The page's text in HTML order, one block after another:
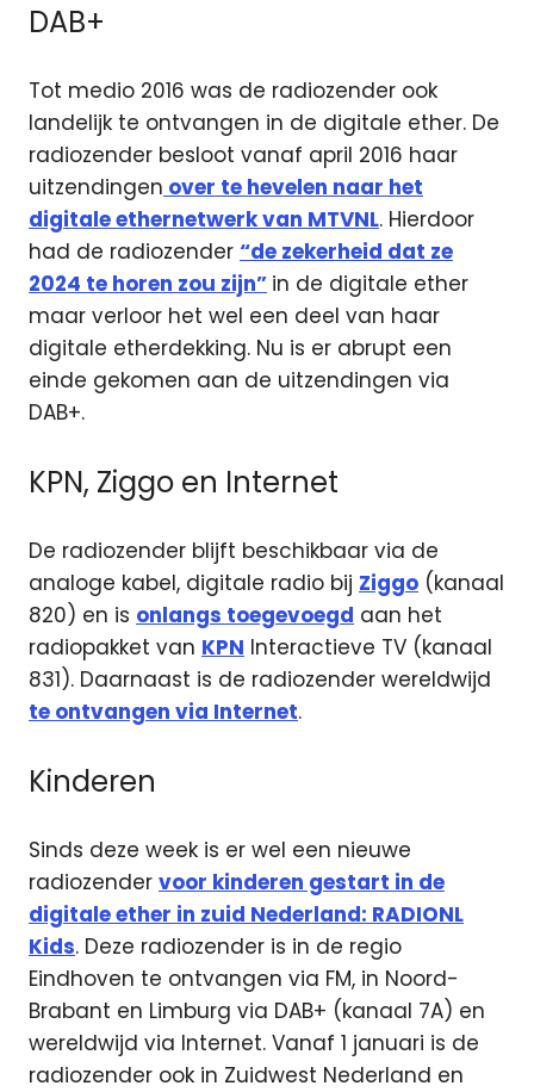
DAB+
Tot medio 2016 was de radiozender ook
landelijk te ontvangen in de digitale ether. De
radiozender besloot vanaf april 2016 haar
uitzendingen over te hevelen naar het
digitale ethernetwerk van MTVNL. Hierdoor
had de radiozender “de zekerheid dat ze
2024 te horen zou zijn” in de digitale ether
maar verloor het wel een deel van haar
digitale etherdekking. Nu is er abrupt een
einde gekomen aan de uitzendingen via
DAB+.
KPN, Ziggo en Internet
De radiozender blijft beschikbaar via de
analoge kabel, digitale radio bij Ziggo (kanaal
820) en is onlangs toegevoegd aan het
radiopakket van KPN Interactieve TV (kanaal
831). Daarnaast is de radiozender wereldwijd
te ontvangen via Internet.
Kinderen
Sinds deze week is er wel een nieuwe
radiozender voor kinderen gestart in de
digitale ether in zuid Nederland: RADIONL
Kids. Deze radiozender is in de regio
Eindhoven te ontvangen via FM, in Noord-
Brabant en Limburg via DAB+ (kanaal 7A) en
wereldwijd via Internet. Vanaf 1 januari is de
radiozender ook in Zuidwest Nederland en